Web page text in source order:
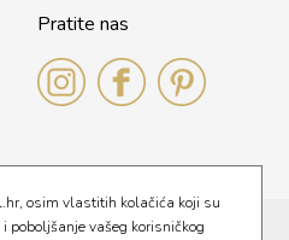
Pratite nas
obavijest
osim vlastitih kolačića koji su
poboljšanje vašeg korisničkog